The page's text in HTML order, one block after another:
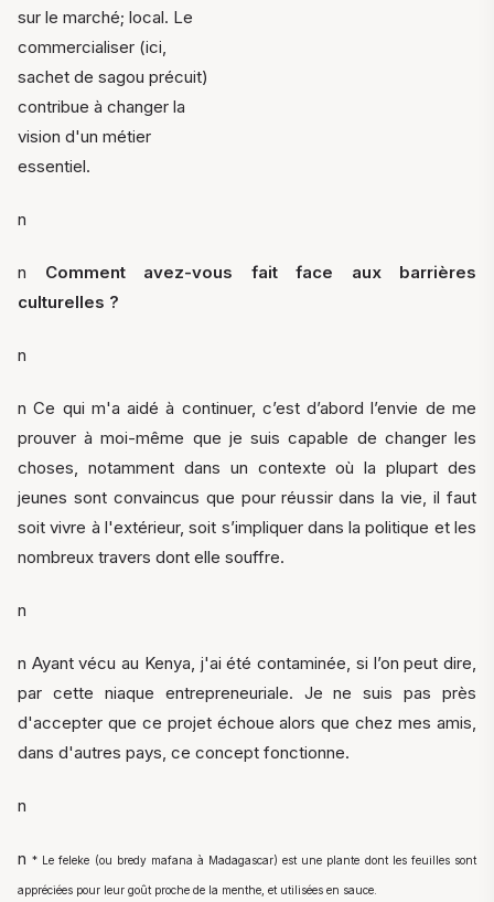
sur le marché; local. Le
commercialiser (ici,
sachet de sagou précuit)
contribue à changer la
vision d'un métier
essentiel.
n
n Comment avez-vous fait face aux barrières
culturelles ?
n
n Ce qui m'a aidé à continuer, c’est d’abord l’envie de me
prouver à moi-même que je suis capable de changer les
choses, notamment dans un contexte où la plupart des
jeunes sont convaincus que pour réussir dans la vie, il faut
soit vivre à l'extérieur, soit s’impliquer dans la politique et les
nombreux travers dont elle souffre.
n
n Ayant vécu au Kenya, j'ai été contaminée, si l’on peut dire,
par cette niaque entrepreneuriale. Je ne suis pas près
d'accepter que ce projet échoue alors que chez mes amis,
dans d'autres pays, ce concept fonctionne.
n
n* Le feleke (ou bredy mafana à Madagascar) est une plante dont les feuilles sont
appréciées pour leur goût proche de la menthe, et utilisées en sauce.